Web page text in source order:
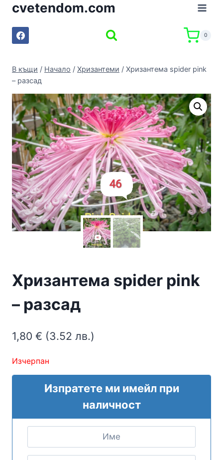
Къмcvetendom.com
0
В къщи / Начало / Хризантеми / Хризантема spider pink
– разсад
Хризантема spider pink
– разсад
1,80 € (3.52 лв.)
Изчерпан
Изпратете ми имейл при
наличност